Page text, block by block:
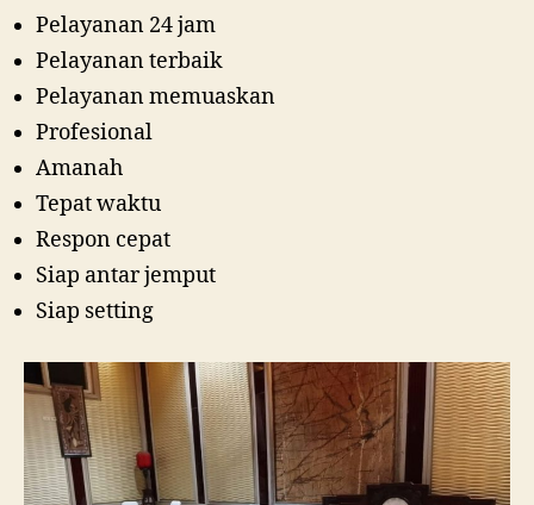
Pelayanan 24 jam
Pelayanan terbaik
Pelayanan memuaskan
Profesional
Amanah
Tepat waktu
Respon cepat
Siap antar jemput
Siap setting